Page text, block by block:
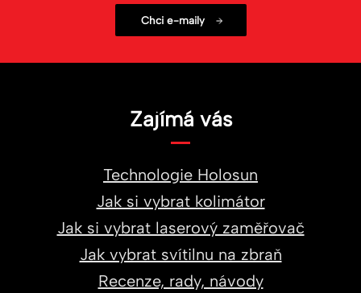
Zajímá vás
Technologie Holosun
Jak si vybrat kolimátor
Jak si vybrat laserový zaměřovač
Jak vybrat svítilnu na zbraň
Recenze, rady, návody